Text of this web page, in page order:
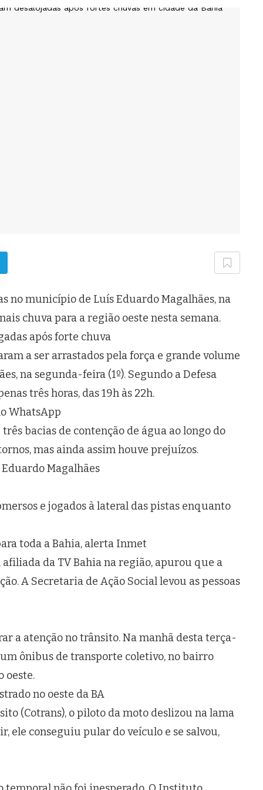
no município de Luís Eduardo Magalhães, na
chuva para a região oeste nesta semana.
após forte chuva
a ser arrastados pela força e grande volume
na segunda-feira (1º). Segundo a Defesa
três horas, das 19h às 22h.
WhatsApp
bacias de contenção de água ao longo do
mas ainda assim houve prejuízos.
Magalhães
e jogados à lateral das pistas enquanto
toda a Bahia, alerta Inmet
afiliada da TV Bahia na região, apurou que a
A Secretaria de Ação Social levou as pessoas
a atenção no trânsito. Na manhã desta terça-
ônibus de transporte coletivo, no bairro
oeste.
no oeste da BA
(Cotrans), o piloto da moto deslizou na lama
ele conseguiu pular do veículo e se salvou,